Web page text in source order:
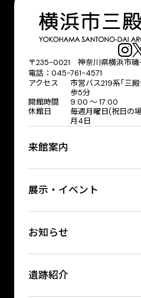
〒235-0021 神奈川県横浜市磯
電話：045-761-4571
アクセス
市営バス219系｢三
歩5分
開館時間
9:00 〜 17:00
休館日
毎週月曜日(祝日の
月4日
来館案内
展示・イベント
お知らせ
遺跡紹介